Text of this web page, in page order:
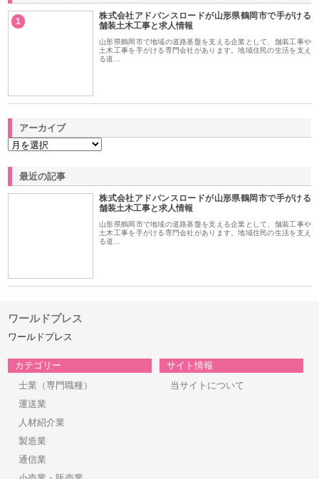
1
株式会社アドバンスロードが山形県鶴岡市で手がける
舗装土木工事と求人情報
山形県鶴岡市で地域の道路基盤を支える企業として、舗装工事や
土木工事を手がける専門会社があります。地域住民の生活を支え
る道…
アーカイブ
最近の記事
株式会社アドバンスロードが山形県鶴岡市で手がける
舗装土木工事と求人情報
山形県鶴岡市で地域の道路基盤を支える企業として、舗装工事や
土木工事を手がける専門会社があります。地域住民の生活を支え
る道…
ワールドプレス
ワールドプレス
カテゴリー
士業（専門職種）
運送業
人材紹介業
製造業
通信業
サイト情報
当サイトについて